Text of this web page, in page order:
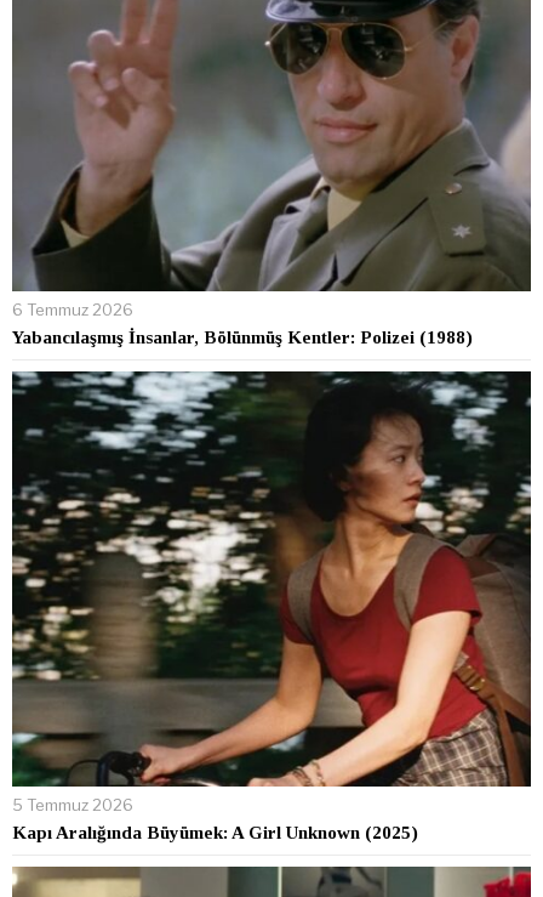
6 Temmuz 2026
Yabancılaşmış İnsanlar, Bölünmüş Kentler: Polizei (1988)
5 Temmuz 2026
Kapı Aralığında Büyümek: A Girl Unknown (2025)